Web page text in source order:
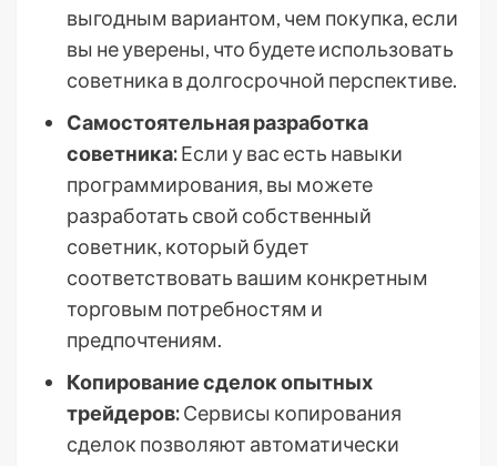
выгодным вариантом, чем покупка, если
вы не уверены, что будете использовать
советника в долгосрочной перспективе.
Самостоятельная разработка
советника:Если у вас есть навыки
программирования, вы можете
разработать свой собственный
советник, который будет
соответствовать вашим конкретным
торговым потребностям и
предпочтениям.
Копирование сделок опытных
трейдеров:Сервисы копирования
сделок позволяют автоматически